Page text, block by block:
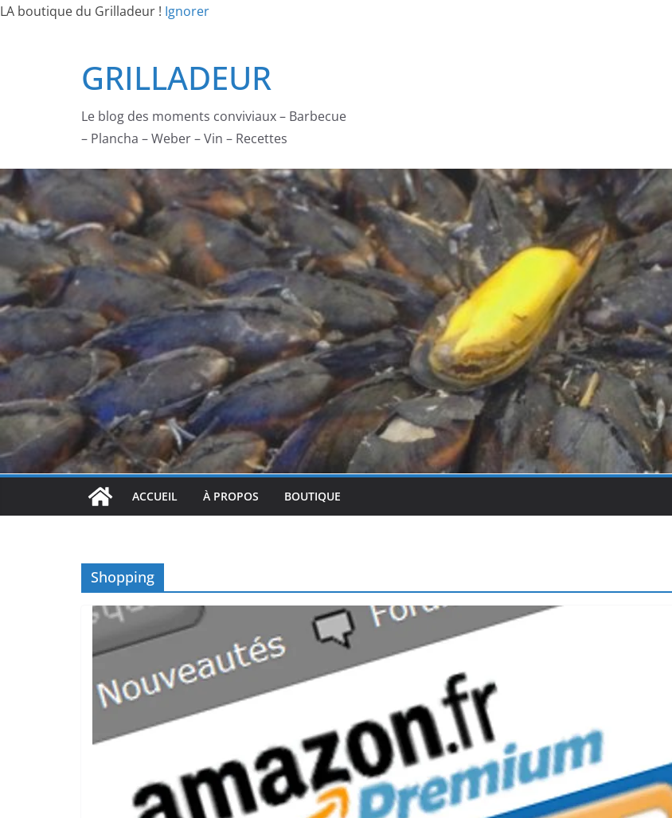
LA boutique du Grilladeur ! Ignorer
GRILLADEUR
Le blog des moments conviviaux – Barbecue
– Plancha – Weber – Vin – Recettes
ACCUEIL À PROPOS BOUTIQUE
Shopping